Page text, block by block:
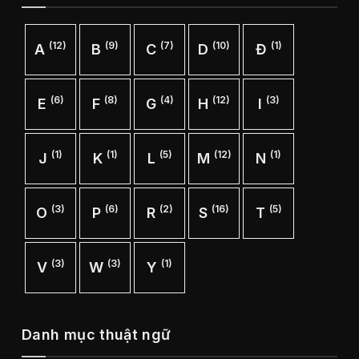
A (12) B (9) C (7) D (10) Đ (1)
E (6) F (8) G (4) H (12) I (3)
J (1) K (1) L (5) M (12) N (1)
O (3) P (6) R (2) S (16) T (5)
V (3) W (3) Y (1)
Danh mục thuật ngữ